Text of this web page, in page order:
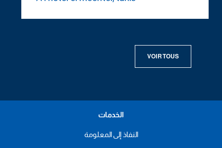
VOIR TOUS
الخدمات
النفاذ إلى المعلومة